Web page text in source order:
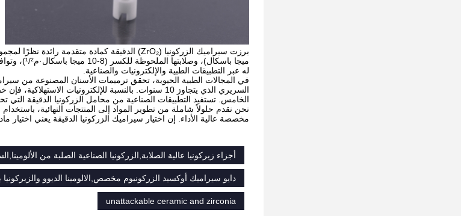
له عبر التطبيقات الطبية والإلكترونيات والصناعية.
الخامس. تستفيد التطبيقات الصناعية من محامل الزركونيا الدقيقة
نحن نقدم حلولاً شاملة من تطوير المواد إلى المنتجات النهائية،
مخصصة عالية الأداء. إن اختيار سيراميك الزركونيا الدقيقة يعني اختيار
أجزاء زيركونيا عالية الصلابة,الزركونيا الصناعية الصلبة من
دايو سيراميك أوكسيد الزركونيوم مخصص,الالومينا الديوو والزيركونيا
unattackable ceramic and zirconia